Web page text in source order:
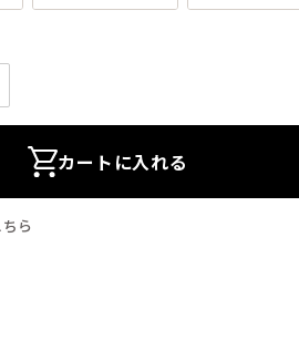
カートに入れる
ら